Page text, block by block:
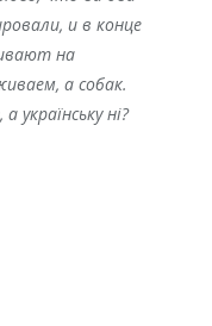
и в конце
на
а собак.
українську ні?